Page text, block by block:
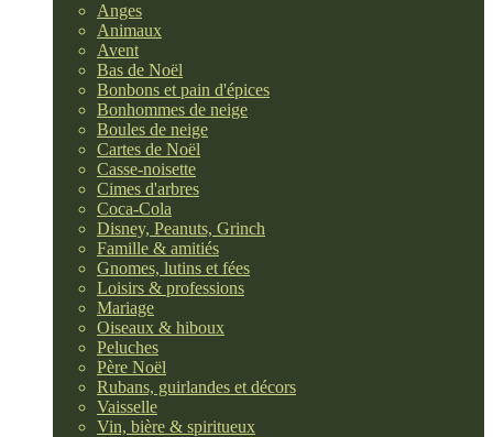
Anges
Animaux
Avent
Bas de Noël
Bonbons et pain d'épices
Bonhommes de neige
Boules de neige
Cartes de Noël
Casse-noisette
Cimes d'arbres
Coca-Cola
Disney, Peanuts, Grinch
Famille & amitiés
Gnomes, lutins et fées
Loisirs & professions
Mariage
Oiseaux & hiboux
Peluches
Père Noël
Rubans, guirlandes et décors
Vaisselle
Vin, bière & spiritueux